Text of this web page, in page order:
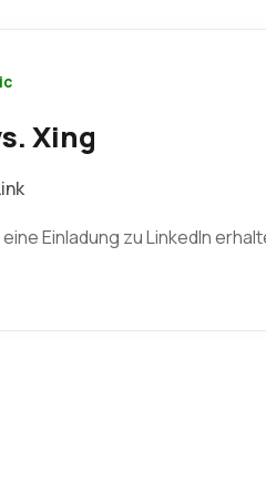
Xing
Einladung zu LinkedIn